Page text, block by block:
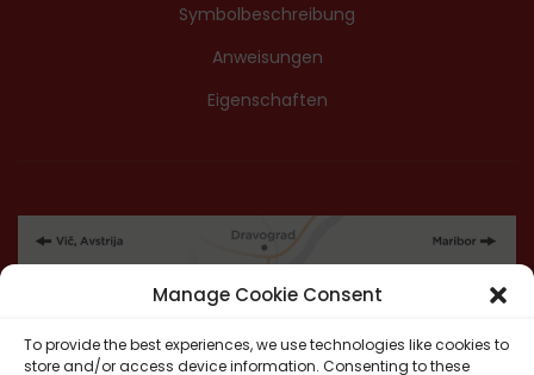
Manage Cookie Consent
To provide the best experiences, we use technologies like cookies to
store and/or access device information. Consenting to these
Symbolbeschreibung
Anweisungen
Eigenschaften